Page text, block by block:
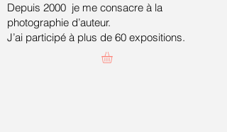
Depuis 2000 je me consacre à la
photographie d’auteur.
J’ai participé à plus de 60 expositions.